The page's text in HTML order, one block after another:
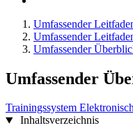
Umfassender
Umfassender
Umfassender
Umfassender
Trainingssystem
Inhaltsverzeichnis